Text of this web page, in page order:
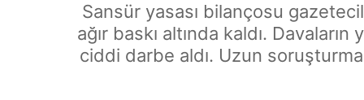
Sansür yasası bilançosu
ağır baskı altında kaldı.
ciddi darbe aldı. Uzun